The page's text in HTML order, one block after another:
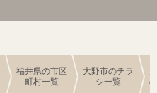
福井県の市区
町村一覧
大野市のチラ
シ一覧